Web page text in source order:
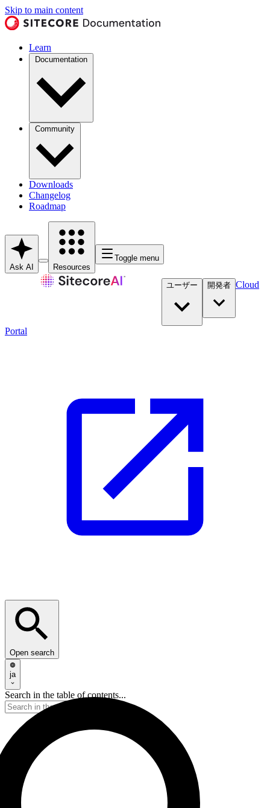
Skip to main content
Learn
Documentation
Community
Downloads
Changelog
Roadmap
Ask AI Resources
Toggle menu
ユーザー 開発者​ Cloud
Portal
Open search
ja
Search in the table of contents...